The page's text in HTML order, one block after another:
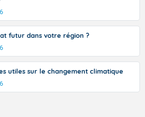
futur dans votre région ?
utiles sur le changement climatique